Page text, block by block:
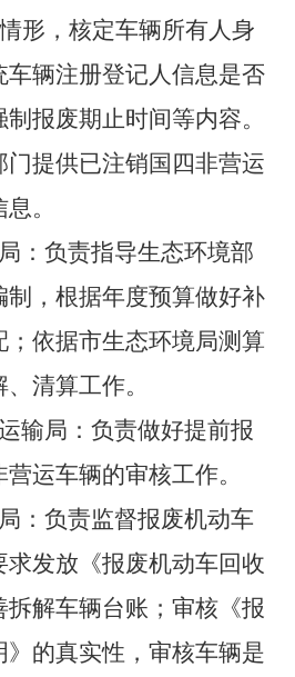
形，核定车辆所有人身
车辆注册登记人信息是否
报废期止时间等内容。
门提供已注销国四非营运
。
： 负责指导生态环境部
制，根据年度预算做好补
；依据市生态环境局测算
清算工作。
输局： 负责做好提前报
运车辆的审核工作。
： 负责监督报废机动车
求发放《报废机动车回收
解车辆台账；审核《报
》的真实性，审核车辆是